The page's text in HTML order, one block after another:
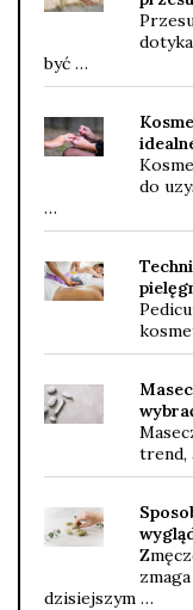
być …
do
…
trend,
dzisiejszym …